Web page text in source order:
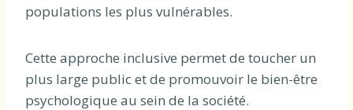
populations les plus vulnérables.
Cette approche inclusive permet de toucher un
plus large public et de promouvoir le bien-être
psychologique au sein de la société.